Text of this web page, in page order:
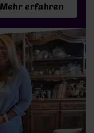
Mehr erfahren